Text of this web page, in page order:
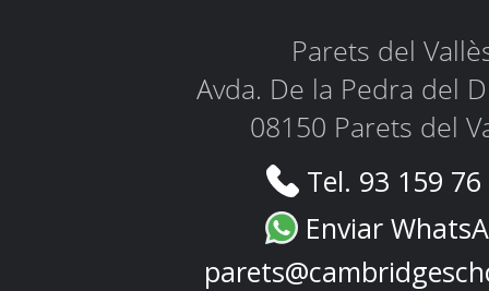
Parets del
Avda. De la Pedra del
08150 Parets del
Tel. 93 159
Enviar